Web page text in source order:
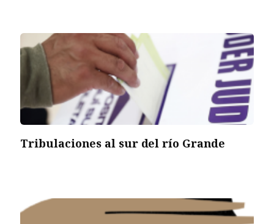
Tribulaciones al sur del río Grande